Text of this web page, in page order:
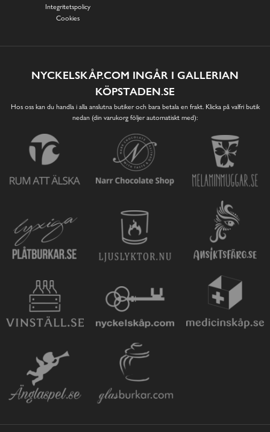
Integritetspolicy
Cookies
NYCKELSKÅP.COM INGÅR I GALLERIAN
KÖPSTADEN.SE
Hos oss kan du handla i alla anslutna butiker och bara betala en frakt. Klicka på valfri butik
nedan (din varukorg följer automatiskt med):